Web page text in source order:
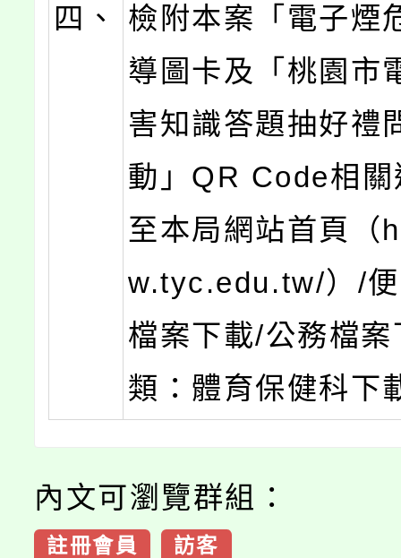
四、
檢附本案「電子煙
導圖卡及「桃園市
害知識答題抽好禮
動」QR Code相
至本局網站首頁（
w.tyc.edu.tw/）/
檔案下載/公務檔
類：體育保健科下
內文可瀏覽群組：
註冊會員 訪客